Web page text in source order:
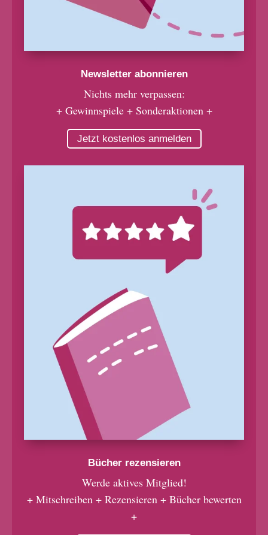
Newsletter abonnieren
Nichts mehr verpassen:
+ Gewinnspiele + Sonderaktionen +
Jetzt kostenlos anmelden
Bücher rezensieren
Werde aktives Mitglied!
+ Mitschreiben + Rezensieren + Bücher bewerten
+